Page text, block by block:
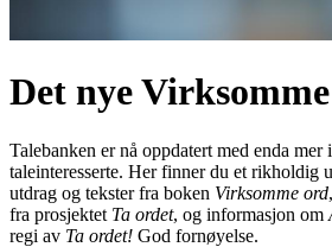
Det nye
Talebanken er nå oppdatert med enda
taleinteresserte. Her finner du et rikholdig
utdrag og tekster fra boken Virksomme ord
fra prosjektet Ta ordet, og informasjon om
regi av Ta ordet! God fornøyelse.